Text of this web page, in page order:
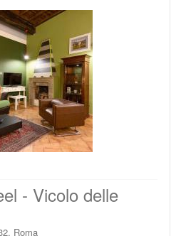
- Vicolo delle
Roma